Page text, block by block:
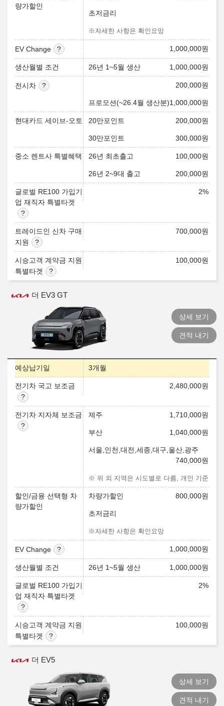
량가할인
초저금리
※자세한 사항은 확인요망
EV Change 1,000,000원
생산월별 조건 26년 1~5월 생산 1,000,000원
전시차 200,000원
프로모션(~26.4월 생산분)1,000,000원
현대카드 세이브-오토 20만포인트 200,000원
30만포인트 300,000원
중소 렌트사 특별혜택 26년 최초출고 100,000원
26년 2~9대 출고 200,000원
글로벌 RE100 가입기
업 재직자 특별타겟
2%
트레이드인 신차 구매
지원
700,000원
시승고객 계약금 지원
특별타겟
100,000원
더 EV3 GT
상세 보기
견적 내기
예상납기일 3개월
전기차 국고 보조금 2,480,000원
전기차 지자체 보조금 제주 1,710,000원
부산 1,040,000원
서울,인천,대전,세종,대구,울산,광주
740,000원
※ 위 외 지역은 시도별로 다름, 개인 기준
할인/금융 선택형 차
량가할인
차량가할인 800,000원
초저금리
※자세한 사항은 확인요망
EV Change 1,000,000원
생산월별 조건 26년 1~5월 생산 1,000,000원
글로벌 RE100 가입기
업 재직자 특별타겟
2%
시승고객 계약금 지원
특별타겟
100,000원
더 EV5
상세 보기
견적 내기